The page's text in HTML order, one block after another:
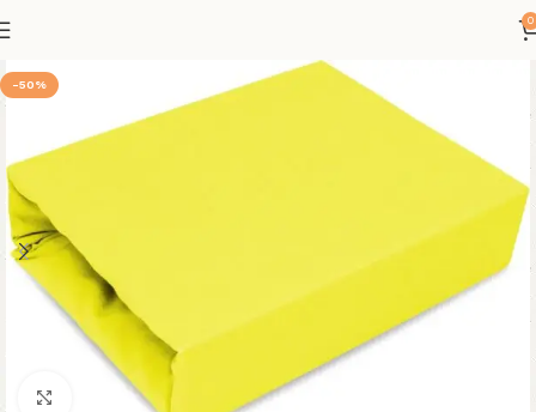
0
-50%
Klicken um zu vergrößern